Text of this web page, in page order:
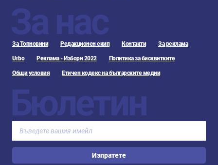
За нас
За Топновини Редакционен екип Контакти За реклама
Urbo Реклама - Избори 2022 Политика за бисквитките
Общи условия Етичен кодекс на българските медии
Бюлетин
Изпратете